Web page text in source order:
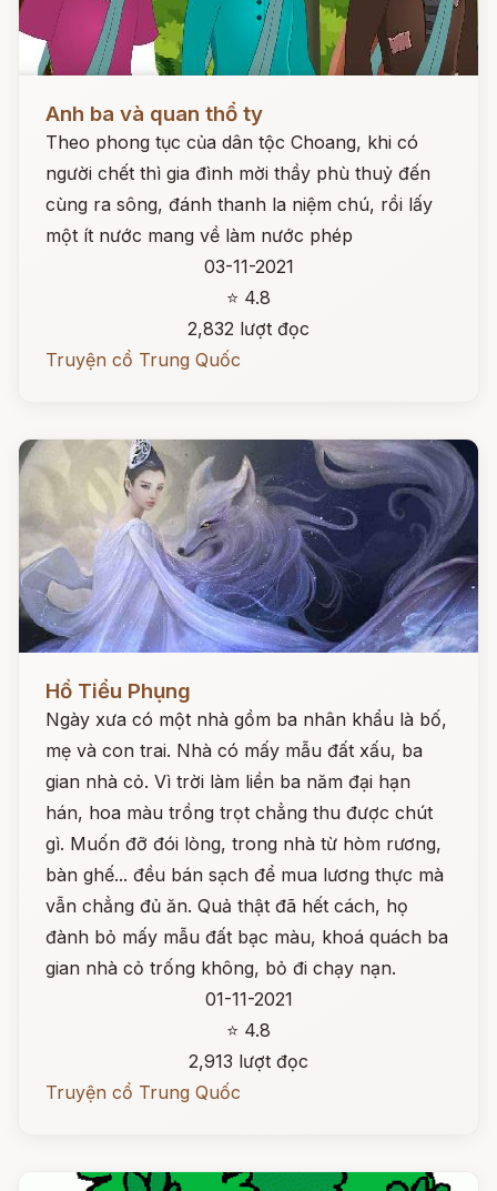
Anh ba và quan thổ ty
Theo phong tục của dân tộc Choang, khi có
người chết thì gia đình mời thầy phù thuỷ đến
cùng ra sông, đánh thanh la niệm chú, rồi lấy
một ít nước mang về làm nước phép
03-11-2021
⭐ 4.8
2,832 lượt đọc
Truyện cổ Trung Quốc
Đọc ngay
Hồ Tiểu Phụng
Ngày xưa có một nhà gồm ba nhân khẩu là bố,
mẹ và con trai. Nhà có mấy mẫu đất xấu, ba
gian nhà cỏ. Vì trời làm liền ba năm đại hạn
hán, hoa màu trồng trọt chẳng thu được chút
gì. Muốn đỡ đói lòng, trong nhà từ hòm rương,
bàn ghế... đều bán sạch để mua lương thực mà
vẫn chẳng đủ ăn. Quả thật đã hết cách, họ
đành bỏ mấy mẫu đất bạc màu, khoá quách ba
gian nhà cỏ trống không, bỏ đi chạy nạn.
01-11-2021
⭐ 4.8
2,913 lượt đọc
Truyện cổ Trung Quốc